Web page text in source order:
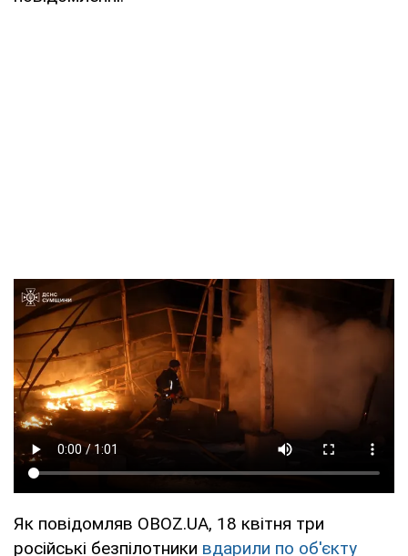
Як повідомляв OBOZ.UA, 18 квітня три
російські безпілотники вдарили по об'єкту